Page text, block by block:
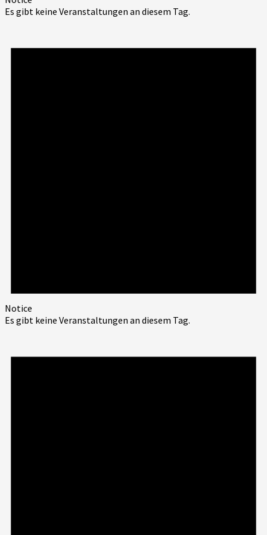
Es gibt keine Veranstaltungen an diesem Tag.
Notice
Es gibt keine Veranstaltungen an diesem Tag.